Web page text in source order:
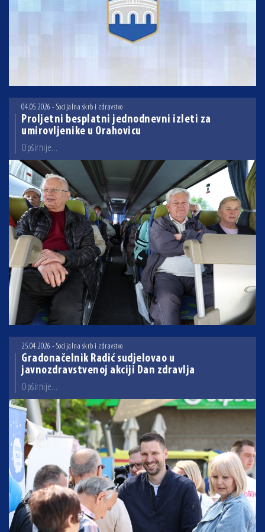
04.05.2026 - Socijalna skrb i zdravstvo
Proljetni besplatni jednodnevni izleti za
umirovljenike u Orahovicu
Opširnije...
25.04.2026 - Socijalna skrb i zdravstvo
Gradonačelnik Radić sudjelovao u
javnozdravstvenoj akciji Dan zdravlja
Opširnije...